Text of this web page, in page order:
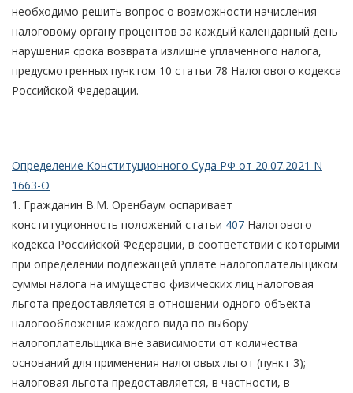
необходимо решить вопрос о возможности начисления
налоговому органу процентов за каждый календарный день
нарушения срока возврата излишне уплаченного налога,
предусмотренных пунктом 10 статьи 78 Налогового кодекса
Российской Федерации.
Определение Конституционного Суда РФ от 20.07.2021 N
1663-О
1. Гражданин В.М. Оренбаум оспаривает
конституционность положений статьи 407 Налогового
кодекса Российской Федерации, в соответствии с которыми
при определении подлежащей уплате налогоплательщиком
суммы налога на имущество физических лиц налоговая
льгота предоставляется в отношении одного объекта
налогообложения каждого вида по выбору
налогоплательщика вне зависимости от количества
оснований для применения налоговых льгот (пункт 3);
налоговая льгота предоставляется, в частности, в